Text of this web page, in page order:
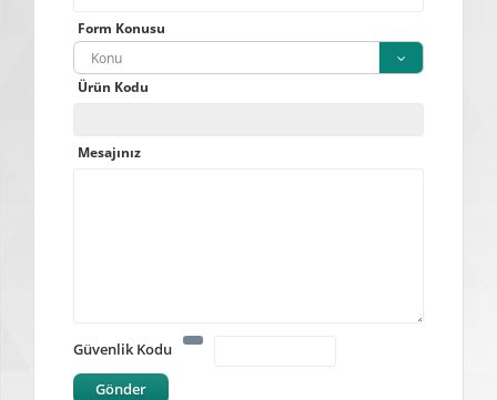
Form Konusu
Konu
Ürün Kodu
Mesajınız
Güvenlik Kodu
Gönder